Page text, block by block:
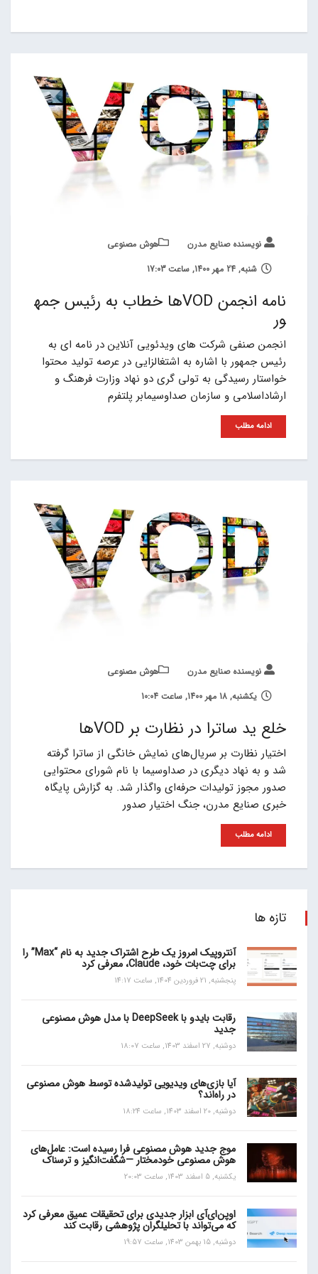
نویسنده صنایع مدرن
هوش مصنوعی
شنبه, 24 مهر 1400, ساعت 17:03
نامه انجمن VODها خطاب به رئیس جمه
ور
انجمن صنفی شرکت های ویدئویی آنلاین در نامه ای به
رئیس جمهور با اشاره به اشتغالزایی در عرصه تولید محتوا
خواستار رسیدگی به تولی گری دو نهاد وزارت فرهنگ و
ارشاداسلامی و سازمان صداوسیمابر پلتفرم
ادامه مطلب
نویسنده صنایع مدرن
هوش مصنوعی
یکشنبه, 18 مهر 1400, ساعت 10:04
خلع ید ساترا در نظارت بر VODها
اختیار نظارت بر سریال‌های نمایش خانگی از ساترا گرفته
شد و به نهاد دیگری در صداوسیما با نام شورای محتوایی
صدور مجوز تولیدات حرفه‌ای واگذار شد. به گزارش پایگاه
خبری صنایع مدرن، جنگ اختیار صدور
ادامه مطلب
تازه ها
آنتروپیک امروز یک طرح اشتراک جدید به نام “Max” را
برای چت‌بات خود، Claude، معرفی کرد
پنجشنبه, 21 فروردین 1404, ساعت 14:17
رقابت بایدو با DeepSeek با مدل هوش مصنوعی
جدید
دوشنبه, 27 اسفند 1403, ساعت 18:07
آیا بازی‌های ویدیویی تولیدشده توسط هوش مصنوعی
در راه‌اند؟
دوشنبه, 20 اسفند 1403, ساعت 18:24
موج جدید هوش مصنوعی فرا رسیده است: عامل‌های
هوش مصنوعی خودمختار —شگفت‌انگیز و ترسناک
یکشنبه, 5 اسفند 1403, ساعت 20:03
اوپن‌ای‌آی ابزار جدیدی برای تحقیقات عمیق معرفی کرد
که می‌تواند با تحلیلگران پژوهشی رقابت کند
دوشنبه, 15 بهمن 1403, ساعت 19:57